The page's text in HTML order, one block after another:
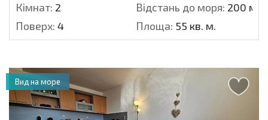
Кімнат: 2 Відстань до моря: 200 м.
Поверх: 4 Площа: 55 кв. м.
Вид на море